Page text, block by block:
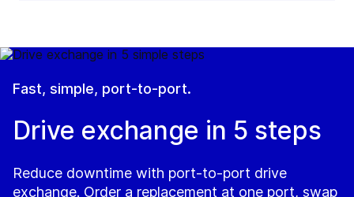
Fast, simple, port-to-port.
Drive exchange in 5 steps
Reduce downtime with port-to-port drive
exchange. Order a replacement at one port, swap